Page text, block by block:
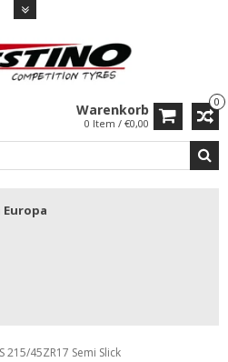
0
Warenkorb
0 Item / €0,00
215/45ZR17 Semi Slick